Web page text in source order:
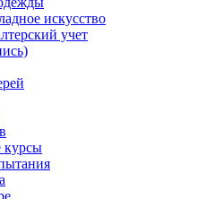
искусство
учет​
курсы